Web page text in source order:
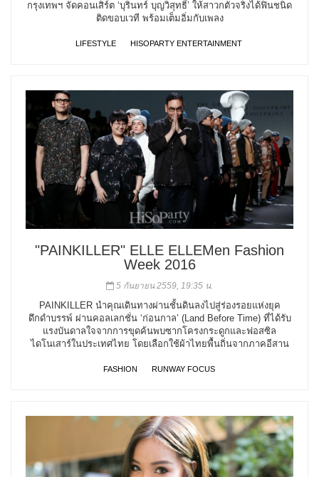
กรุงเทพฯ จัดคอนเสิร์ต ‘บุรินทร์ บุญวิสุทธิ์’ ให้สาวกตัวจริงได้ฟินชนิด
ติดขอบเวที พร้อมเต็มอิ่มกับเพลง
LIFESTYLE HISOPARTY ENTERTAINMENT
"PAINKILLER" ELLE ELLEMen Fashion
Week 2016
5 กันยายน 2559, 19:35 น.
PAINKILLER นำคุณเดินทางผ่านชั้นดินลงไปสู่ร่องรอยแห่งยุค
ดึกดำบรรพ์ ผ่านคอลเลกชั่น ‘ก่อนกาล’ (Land Before Time) ที่ได้รับ
แรงบันดาลใจจากการขุดค้นพบซากโครงกระดูกและฟอสซิล
ไดโนเสาร์ในประเทศไทย โดยเลือกใช้ผ้าไทยพื้นถิ่นจากภาคอีสาน
FASHION RUNWAY FOCUS